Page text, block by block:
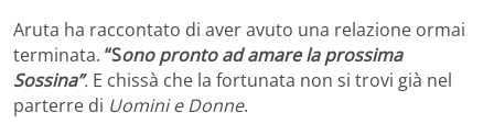
Aruta ha raccontato di aver avuto una relazione ormai
terminata. “Sono pronto ad amare la prossima
Sossina”. E chissà che la fortunata non si trovi già nel
parterre di Uomini e Donne.